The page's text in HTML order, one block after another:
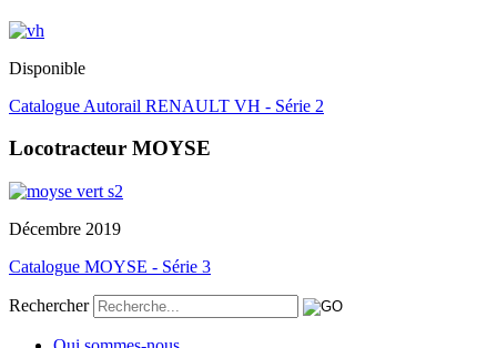
Disponible
Catalogue Autorail RENAULT VH - Série 2
Locotracteur MOYSE
Décembre 2019
Catalogue MOYSE - Série 3
Rechercher